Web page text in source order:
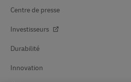
Centre de presse
Investisseurs
Durabilité
Innovation